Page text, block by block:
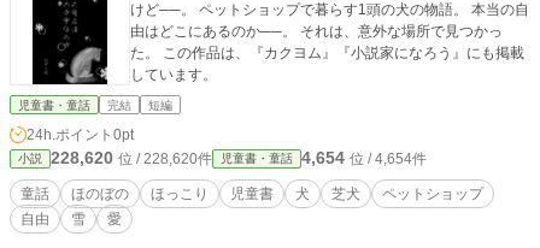
けど──。 ペットショップで暮らす1頭の犬の物語。 本当の自
由はどこにあるのか──。 それは、意外な場所で見つかっ
た。 この作品は、『カクヨム』『小説家になろう』にも掲載
しています。
児童書・童話 完結 短編
24h.ポイント 0pt
小説 228,620 位 / 228,620件 児童書・童話 4,654 位 / 4,654件
童話 ほのぼの ほっこり 児童書 犬 芝犬
ペットショップ
自由
雪 愛